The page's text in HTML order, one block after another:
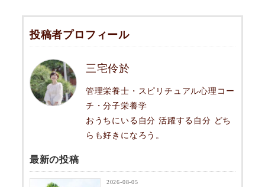
投稿者プロフィール
三宅伶於
管理栄養士・スピリチュアル心理コー
チ・分子栄養学
おうちにいる自分 活躍する自分 どち
らも好きになろう。
最新の投稿
2026-08-05